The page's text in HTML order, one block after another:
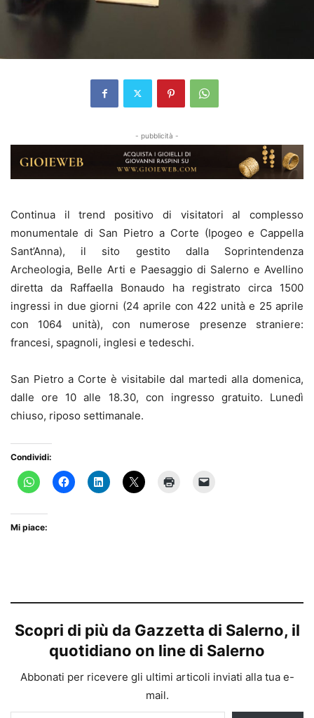
- pubblicità -
Continua il trend positivo di visitatori al complesso
monumentale di San Pietro a Corte (Ipogeo e Cappella
Sant’Anna), il sito gestito dalla Soprintendenza
Archeologia, Belle Arti e Paesaggio di Salerno e Avellino
diretta da Raffaella Bonaudo ha registrato circa 1500
ingressi in due giorni (24 aprile con 422 unità e 25 aprile
con 1064 unità), con numerose presenze straniere:
francesi, spagnoli, inglesi e tedeschi.
San Pietro a Corte è visitabile dal martedi alla domenica,
dalle ore 10 alle 18.30, con ingresso gratuito. Lunedì
chiuso, riposo settimanale.
Condividi:
Mi piace:
Scopri di più da Gazzetta di Salerno, il
quotidiano on line di Salerno
Abbonati per ricevere gli ultimi articoli inviati alla tua e-
mail.
Digita la tua e-mail...